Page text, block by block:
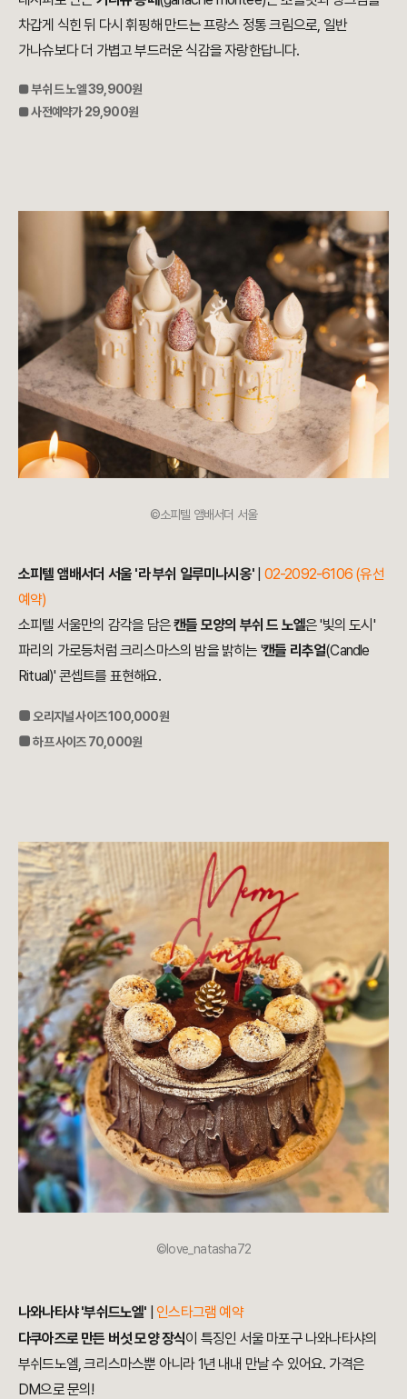
차갑게 식힌 뒤 다시 휘핑해 만드는 프랑스 정통 크림으로, 일반
가나슈보다 더 가볍고 부드러운 식감을 자랑한답니다.
■ 부쉬 드 노엘 39,900원
■ 사전예약가 29,900원
©소피텔 앰배서더 서울
소피텔 앰배서더 서울 '라 부쉬 일루미나시옹' 02-2092-6106 (유선
예약)
소피텔 서울만의 감각을 담은캔들 모양의 부쉬 드 노엘은 '빛의 도시'
파리의 가로등처럼 크리스마스의 밤을 밝히는 '캔들 리추얼(Candle
Ritual)' 콘셉트를 표현해요.
■ 오리지널 사이즈 100,000원
■하프 사이즈 70,000원
©love_natasha72
나와나타샤 '부쉬드노엘'
인스타그램 예약
다쿠아즈로 만든 버섯 모양 장식이 특징인 서울 마포구 나와나타샤의
부쉬드노엘, 크리스마스뿐 아니라 1년 내내 만날 수 있어요. 가격은
DM으로 문의!